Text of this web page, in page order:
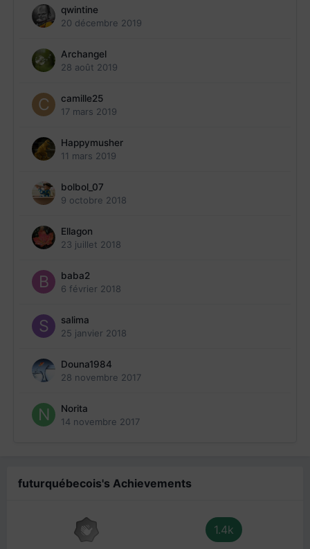
qwintine
20 décembre 2019
Archangel
28 août 2019
camille25
17 mars 2019
Happymusher
11 mars 2019
bolbol_07
9 octobre 2018
Ellagon
23 juillet 2018
baba2
6 février 2018
salima
25 janvier 2018
Douna1984
28 novembre 2017
Norita
14 novembre 2017
futurquébecois's Achievements
1.4k